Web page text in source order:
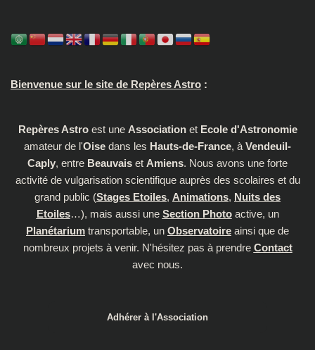
Bienvenue sur le site de Repères Astro :
Repères Astroest une Associationet Ecole d'Astronomie
amateur de l'Oise dans les Hauts-de-France, à Vendeuil-
Caply, entre Beauvais et Amiens. Nous avons une forte
activité de vulgarisation scientifique auprès des scolaires et du
grand public (Stages Etoiles, Animations, Nuits des
Etoiles…), mais aussi une Section Photoactive, un
Planétarium transportable, un Observatoire ainsi que de
nombreux projets à venir. N'hésitez pas à prendre Contact
avec nous.
Adhérer à l'Association